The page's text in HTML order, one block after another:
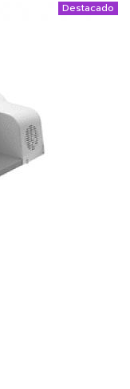
Destacado